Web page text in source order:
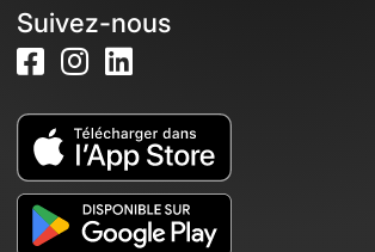
Suivez-nous